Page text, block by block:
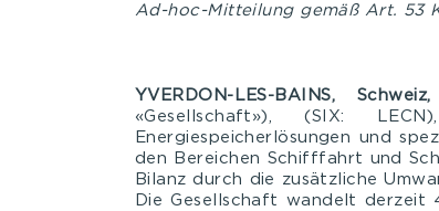
Ad-hoc-Mitteilung gemäß Art. 53
YVERDON-LES-BAINS,
«Gesellschaft»), (SIX:
Energiespeicherlösungen und
den Bereichen Schifffahrt und
Bilanz durch die zusätzliche
Die Gesellschaft wandelt derzeit